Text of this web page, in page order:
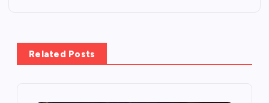
n
a
Related Posts